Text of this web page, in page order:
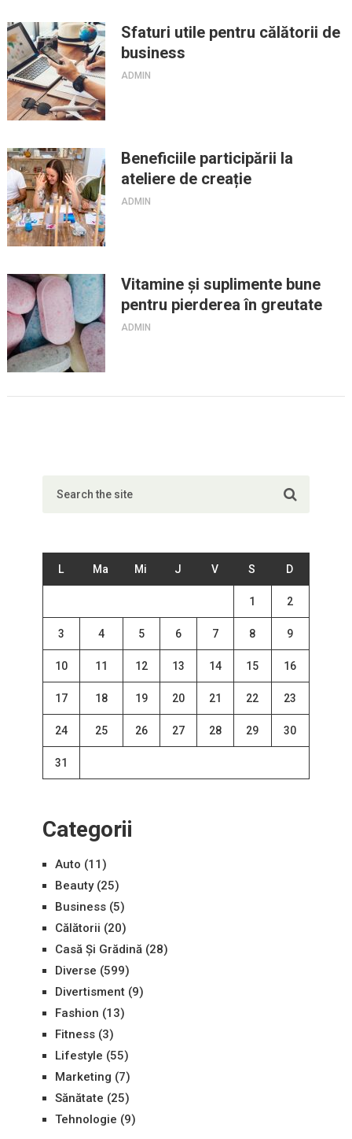
Sfaturi utile pentru călătorii de
business
ADMIN
Beneficiile participării la
ateliere de creație
ADMIN
Vitamine și suplimente bune
pentru pierderea în greutate
ADMIN
L Ma Mi J V S D
1 2
3 4 5 6 7 8 9
10 11 12 13 14 15 16
17 18 19 20 21 22 23
24 25 26 27 28 29 30
31
Categorii
Auto (11)
Beauty(25)
Business(5)
Călătorii (20)
Casă Și Grădină(28)
Diverse (599)
Divertisment(9)
Fashion (13)
Fitness(3)
Lifestyle (55)
Marketing (7)
Sănătate (25)
Tehnologie (9)